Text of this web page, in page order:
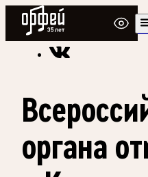
Радио Орфей
Радио классической
органа